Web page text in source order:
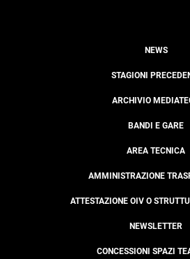
NEWS
STAGIONI
ARCHIVIO
BANDI E GARE
AREA TECNICA
AMMINISTRAZIONE
ATTESTAZIONE OIV O
NEWSLETTER
CONCESSIONI SPAZI